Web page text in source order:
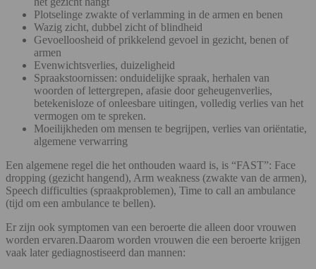
Plotselinge zwakte of verlamming in de armen en benen
Wazig zicht, dubbel zicht of blindheid
Gevoelloosheid of prikkelend gevoel in gezicht, benen of
armen
Evenwichtsverlies, duizeligheid
Spraakstoornissen: onduidelijke spraak, herhalen van
woorden of lettergrepen, afasie door geheugenverlies,
betekenisloze of onleesbare uitingen, volledig verlies van het
vermogen om te spreken.
Moeilijkheden om mensen te begrijpen, verlies van oriëntatie,
algemene verwarring
Een algemene regel die het onthouden waard is, is “FAST”: Face
dropping (gezicht hangend), Arm weakness (zwakte van de armen),
Speech difficulties (spraakproblemen), Time to call an ambulance
(tijd om een ambulance te bellen).
Er zijn ook symptomen van een beroerte die alleen door vrouwen
worden ervaren.Daarom worden vrouwen die een beroerte krijgen
vaak later gediagnostiseerd dan mannen: